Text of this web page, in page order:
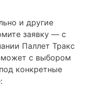
и другие
заявку — с
Паллет Тракс
с выбором
конкретные